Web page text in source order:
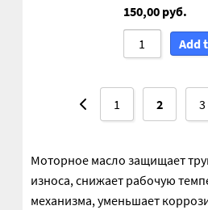
Гайки DIN 985
Гайки М24
Кольца стопорные
Шайбы
150,00 руб.
Add
1 2 3
Моторное масло защищает
износа, снижает рабочую
механизма, уменьшает